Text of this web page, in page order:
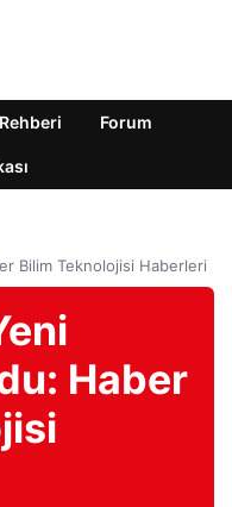
Forum
Bilim Teknolojisi Haberleri
Haber